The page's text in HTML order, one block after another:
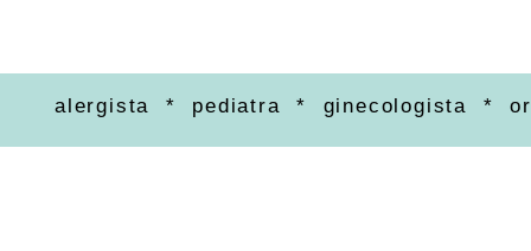
alergista * pediatra * ginecologista *